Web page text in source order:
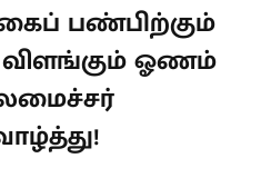
பண்பிற்கும்
ஓணம்